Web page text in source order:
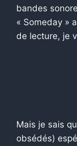
bandes
« Someday »
de lecture, je
Mais je sais
obsédés)